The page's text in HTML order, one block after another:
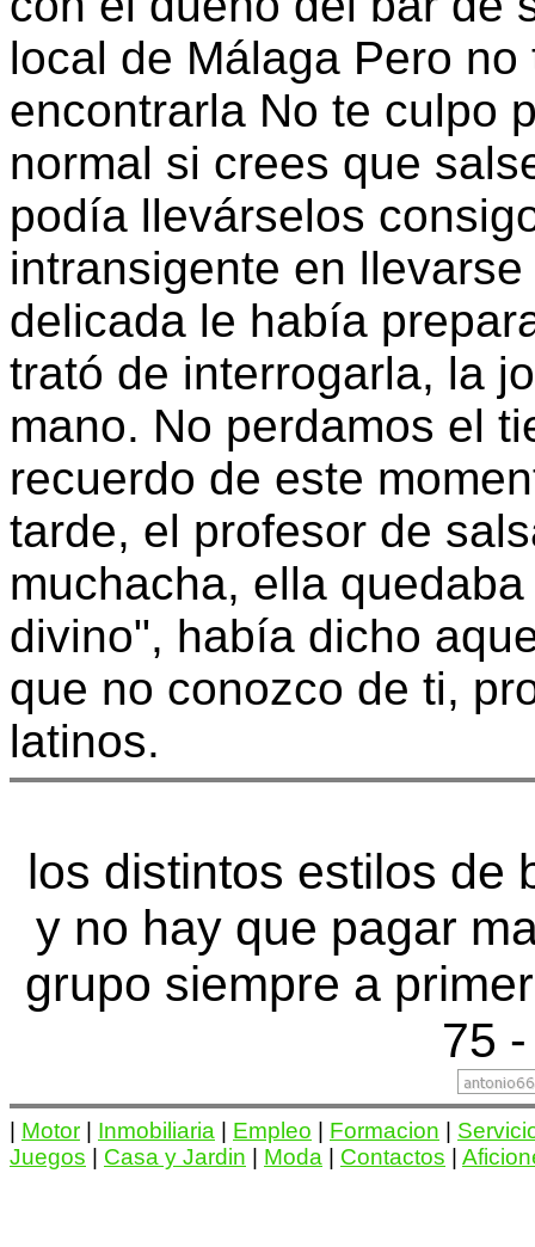
local de Málaga Pero
encontrarla No te culpo
normal si crees que
podía llevárselos
intransigente en
delicada le había
trató de interrogarla, la
mano. No perdamos el
recuerdo de este
tarde, el profesor de
muchacha, ella
divino", había dicho
que no conozco de ti,
latinos.
los distintos estilos de
y no hay que pagar
grupo siempre a
75
Motor Inmobiliaria Empleo Formacion
Juegos
Casa y Jardin Moda Contactos